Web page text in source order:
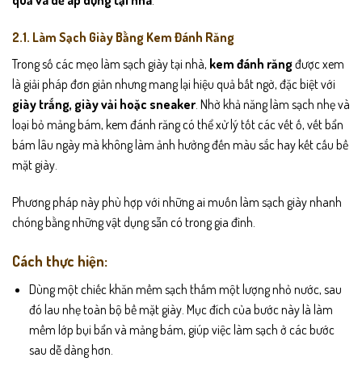
2.1. Làm Sạch Giày Bằng Kem Đánh Răng
Trong số các mẹo làm sạch giày tại nhà, kem đánh răngđược xem
là giải pháp đơn giản nhưng mang lại hiệu quả bất ngờ, đặc biệt với
giày trắng, giày vải hoặc sneaker . Nhờ khả năng làm sạch nhẹ và
loại bỏ mảng bám, kem đánh răng có thể xử lý tốt các vết ố, vết bẩn
bám lâu ngày mà không làm ảnh hưởng đến màu sắc hay kết cấu bề
mặt giày.
Phương pháp này phù hợp với những ai muốn làm sạch giày nhanh
chóng bằng những vật dụng sẵn có trong gia đình.
Cách thực hiện:
Dùng một chiếc khăn mềm sạch thấm một lượng nhỏ nước, sau
đó lau nhẹ toàn bộ bề mặt giày. Mục đích của bước này là làm
mềm lớp bụi bẩn và mảng bám, giúp việc làm sạch ở các bước
sau dễ dàng hơn.